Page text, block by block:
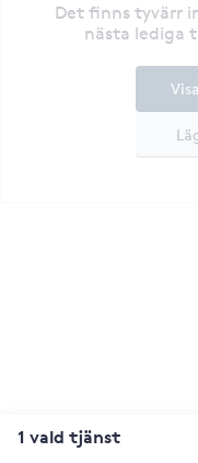
Det finns tyvärr
nästa lediga
1 vald tjänst